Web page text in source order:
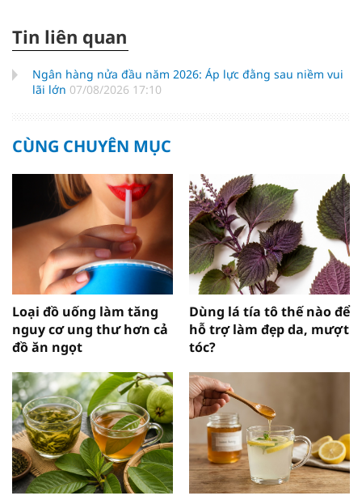
Tin liên quan
Ngân hàng nửa đầu năm 2026: Áp lực đằng sau niềm vui
lãi lớn 07/08/2026 17:10
CÙNG CHUYÊN MỤC
Loại đồ uống làm tăng
nguy cơ ung thư hơn cả
đồ ăn ngọt
Dùng lá tía tô thế nào để
hỗ trợ làm đẹp da, mượt
tóc?